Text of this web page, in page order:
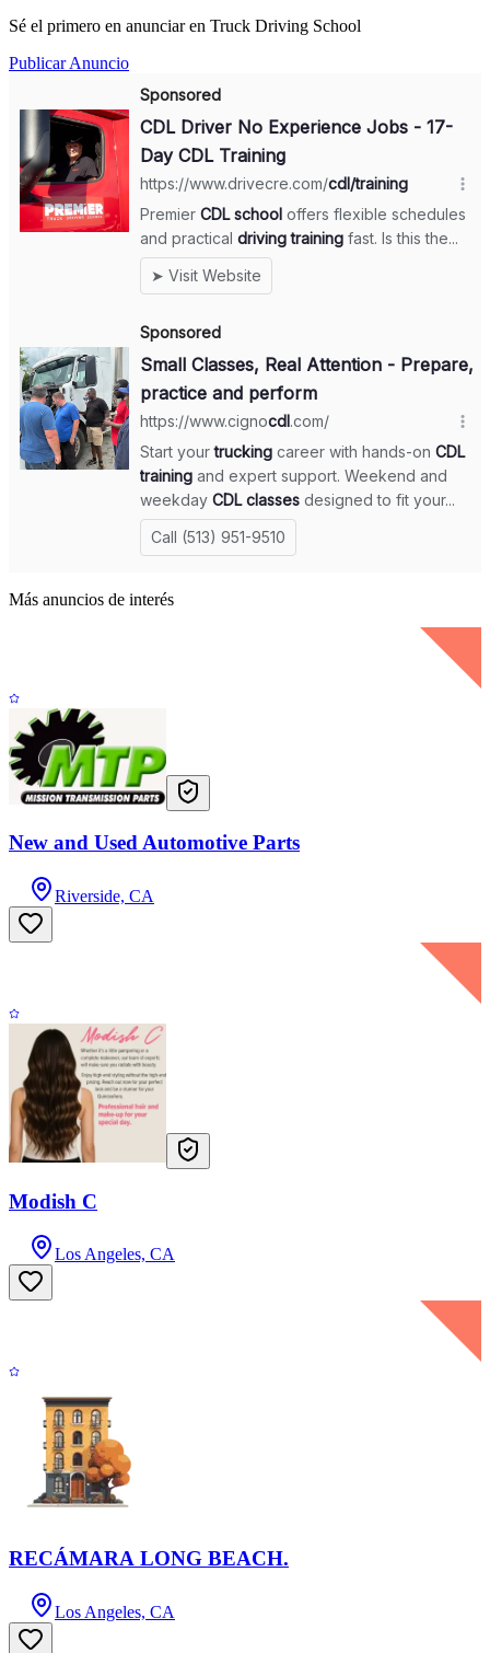
Sé el primero en anunciar en Truck Driving School
Publicar Anuncio
Más anuncios de interés
New and Used Automotive Parts
Riverside, CA
Modish C
Los Angeles, CA
RECÁMARA LONG BEACH.
Los Angeles, CA